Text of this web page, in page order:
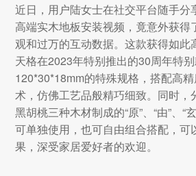
近日，用户陆女士在社交平台随手分
高端实木地板安装视频，竟意外获得
观和过万的互动数据。这款获得如此
天格在2023年特别推出的30周年特
120*30*18mm的特殊规格，搭配高
术，仿佛工艺品般精巧细致。同时，
黑胡桃三种木材制成的“原”、“由”、“
可单独使用，也可自由组合搭配，可
果，深受家居爱好者的欢迎。